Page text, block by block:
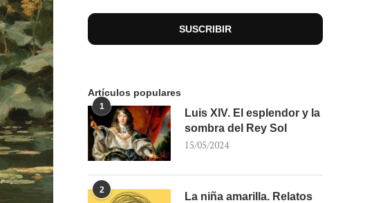
Artículos populares
1
Luis XIV. El esplendor y la
sombra del Rey Sol
15/05/2024
2
La niña amarilla. Relatos